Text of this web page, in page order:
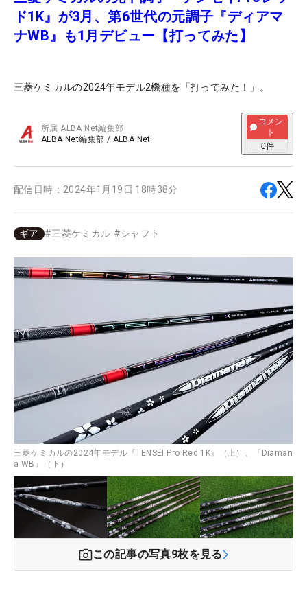
ド1K』が3月、第6世代の元調子『ディアマ
ナWB』も1月デビュー【打ってみた】
三菱ケミカルの2024年モデル2機種を「打ってみた！」。
所属ALBA Net編集部
ALBA Net編集部 / ALBA Net
コメン
ト
0件
配信日時： 2024年1月19日 18時38分
ギア #三菱ケミカル #シャフト
三菱ケミカルの2024年モデル『TENSEI Pro Red 1K』（上）、『Diaman
a WB』（下）
この記事の写真9枚を見る